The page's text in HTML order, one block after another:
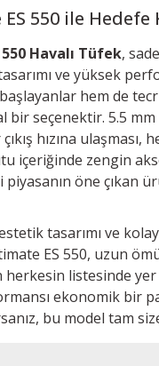
550 ile
Havalı Tüfek,
ve yüksek
hem de
bir seçenektir. 5.5
hızına ulaşması,
içeriğinde zengin
piyasanın öne çıkan
tasarımı ve
ES 550, uzun
listesinde yer
ekonomik bir
bu model tam